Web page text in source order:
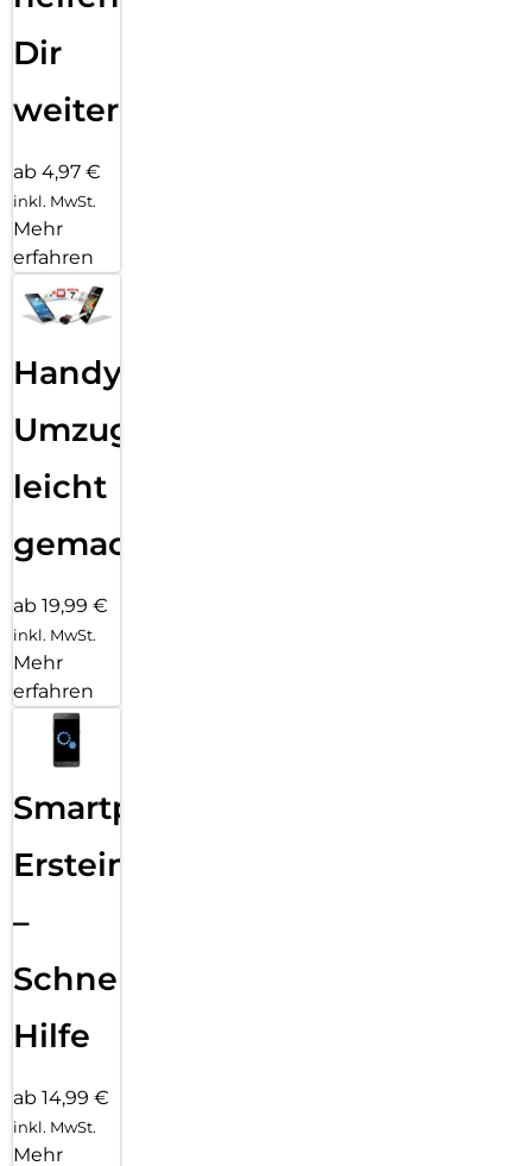
Dir
weiter
ab 4,97 €
inkl. MwSt.
Mehr
erfahren
Handy
Umzug
leicht
gemacht!
ab 19,99 €
inkl. MwSt.
Mehr
erfahren
Smartphone
Ersteinrichtung
–
Schnelle
Hilfe
ab 14,99 €
inkl. MwSt.
Mehr